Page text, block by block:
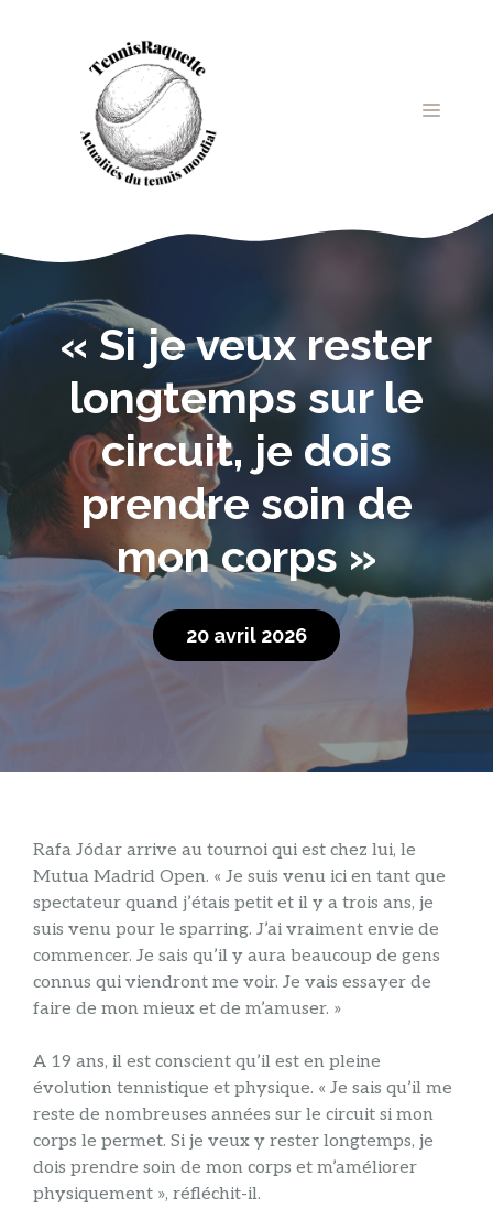
MENU
« Si je veux rester
longtemps sur le
circuit, je dois
prendre soin de
mon corps »
20 avril 2026
Rafa Jódar arrive au tournoi qui est chez lui, le
Mutua Madrid Open. « Je suis venu ici en tant que
spectateur quand j’étais petit et il y a trois ans, je
suis venu pour le sparring. J’ai vraiment envie de
commencer. Je sais qu’il y aura beaucoup de gens
connus qui viendront me voir. Je vais essayer de
faire de mon mieux et de m’amuser. »
A 19 ans, il est conscient qu’il est en pleine
évolution tennistique et physique. « Je sais qu’il me
reste de nombreuses années sur le circuit si mon
corps le permet. Si je veux y rester longtemps, je
dois prendre soin de mon corps et m’améliorer
physiquement », réfléchit-il.